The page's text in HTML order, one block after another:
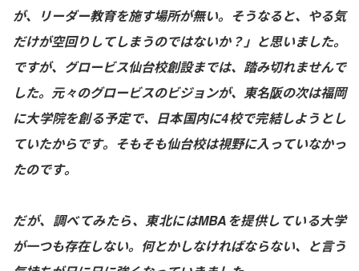
が、リーダー教育を施す場所が無い。そうなると、やる気
だけが空回りしてしまうのではないか？」と思いました。
ですが、グロービス仙台校創設までは、踏み切れませんで
した。元々のグロービスのビジョンが、東名阪の次は福岡
に大学院を創る予定で、日本国内に4校で完結しようとし
ていたからです。そもそも仙台校は視野に入っていなかっ
たのです。
だが、調べてみたら、東北にはMBAを提供している大学
が一つも存在しない。何とかしなければならない、と言う